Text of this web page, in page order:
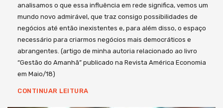
analisamos o que essa influência em rede significa, vemos um
mundo novo admirável, que traz consigo possibilidades de
negócios até então inexistentes e, para além disso, o espaço
necessário para criarmos negócios mais democráticos e
abrangentes. (artigo de minha autoria relacionado ao livro
“Gestão do Amanhã” publicado na Revista América Economia
em Maio/18)
CONTINUAR LEITURA